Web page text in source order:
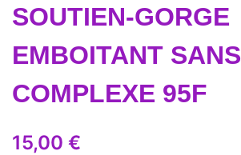
SOUTIEN-GORGE
EMBOITANT SANS
COMPLEXE 95F
15,00 €